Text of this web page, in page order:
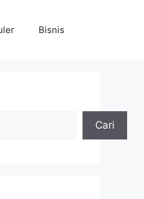
Bisnis
Cari